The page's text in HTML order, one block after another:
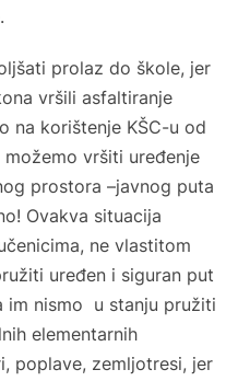
prolaz do škole, jer
vršili asfaltiranje
na korištenje KŠC-u od
vršiti uređenje
prostora –javnog puta
Ovakva situacija
ne vlastitom
uređen i siguran put
im nismo u stanju pružiti
elementarnih
poplave, zemljotresi, jer